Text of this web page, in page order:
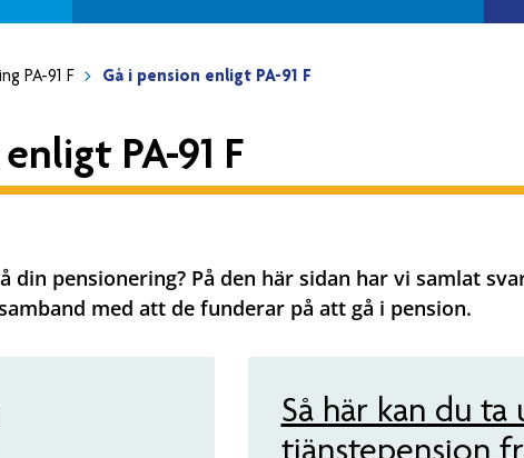
PA-91 F Gå i pension enligt PA-91 F
PA-91 F
din pensionering? På den här sidan har vi samlat
med att de funderar på att gå i pension.
Så här kan du ta